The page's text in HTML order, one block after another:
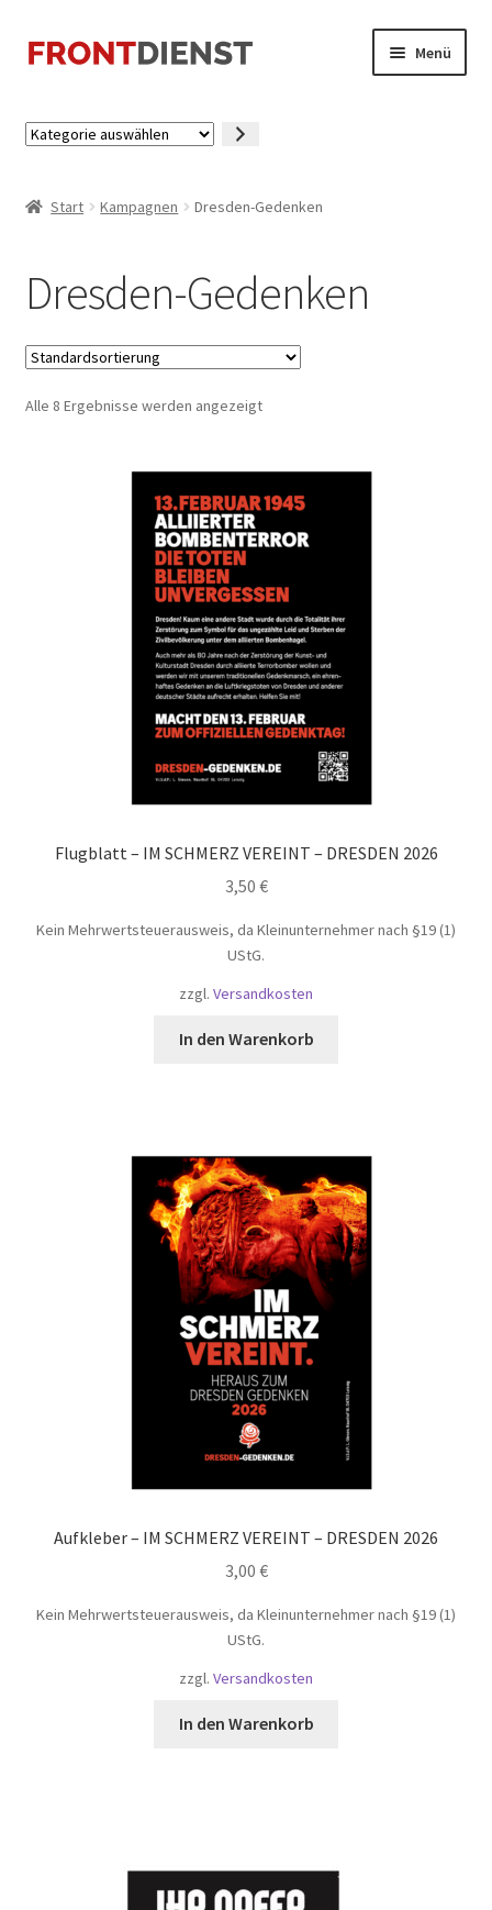
Zur
Navigation
Zum
Inhalt
Menü
Kategorie
Start Kampagnen Dresden-Gedenken
Dresden-Gedenken
Alle 8 Ergebnisse werden angezeigt
Flugblatt – IM SCHMERZ VEREINT – DRESDEN 2026
3,50 €
Kein Mehrwertsteuerausweis, da Kleinunternehmer nach §19 (1)
UStG.
zzgl. Versandkosten
In den Warenkorb
Aufkleber – IM SCHMERZ VEREINT – DRESDEN 2026
3,00 €
Kein Mehrwertsteuerausweis, da Kleinunternehmer nach §19 (1)
UStG.
zzgl. Versandkosten
In den Warenkorb